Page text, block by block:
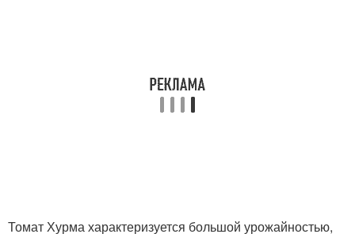
Томат Хурма характеризуется большой урожайностью,